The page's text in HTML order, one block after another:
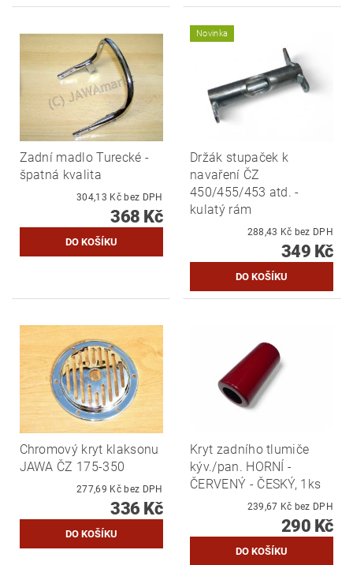
Zadní madlo Turecké -
špatná kvalita
304,13 Kč bez DPH
368 Kč
Novinka
Držák stupaček k
navaření ČZ
450/455/453 atd. -
kulatý rám
288,43 Kč bez DPH
349 Kč
Chromový kryt klaksonu
JAWA ČZ 175-350
277,69 Kč bez DPH
336 Kč
Kryt zadního tlumiče
kýv./pan. HORNÍ -
ČERVENÝ - ČESKÝ, 1ks
239,67 Kč bez DPH
290 Kč